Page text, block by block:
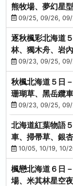
熊牧場、夢幻星
丑漢堡、洞爺花火
09/25, 09/26, 09/
逐秋楓彩北海道
林、獨木舟、岩
峠、豐平峽、螃
09/23, 09/25, 09/
秋楓北海道５日
珊瑚草、黑岳纜
和牛吃到飽
09/23, 09/25, 09/
北海道紅葉物語
車、掃帚草、銀
場、冰的美術館
10/05, 10/19, 10/
楓戀北海道６日
場、米其林星空